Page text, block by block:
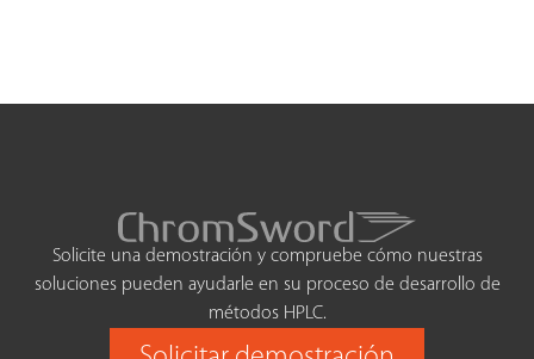
Solicite una demostración y compruebe cómo nuestras
soluciones pueden ayudarle en su proceso de desarrollo de
métodos HPLC.